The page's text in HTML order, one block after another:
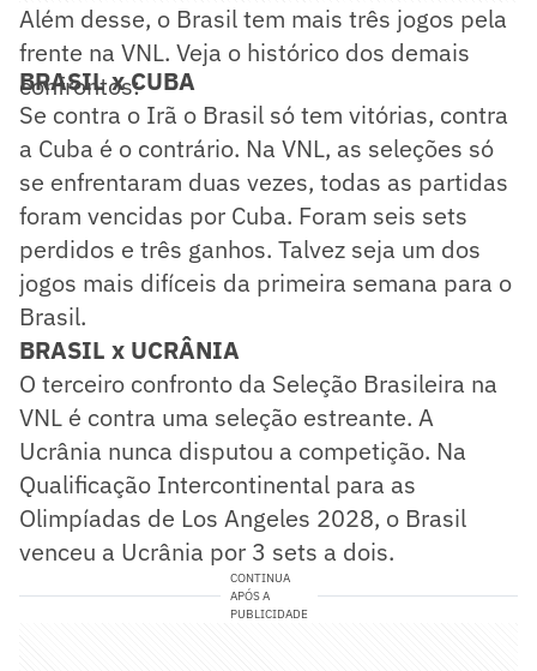
Além desse, o Brasil tem mais três jogos pela
frente na VNL. Veja o histórico dos demais
confrontos:
BRASIL x CUBA
Se contra o Irã o Brasil só tem vitórias, contra
a Cuba é o contrário. Na VNL, as seleções só
se enfrentaram duas vezes, todas as partidas
foram vencidas por Cuba. Foram seis sets
perdidos e três ganhos. Talvez seja um dos
jogos mais difíceis da primeira semana para o
Brasil.
BRASIL x UCRÂNIA
O terceiro confronto da Seleção Brasileira na
VNL é contra uma seleção estreante. A
Ucrânia nunca disputou a competição. Na
Qualificação Intercontinental para as
Olimpíadas de Los Angeles 2028, o Brasil
venceu a Ucrânia por 3 sets a dois.
CONTINUA
APÓS A
PUBLICIDADE